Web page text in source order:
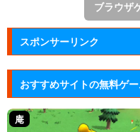
ブラウザ
スポンサーリンク
おすすめサイトの無料ゲー
庵